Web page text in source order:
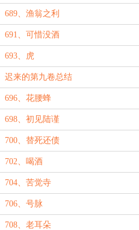
689、渔翁之利
691、可惜没酒
693、虎
迟来的第九卷总结
696、花腰蜂
698、初见陆谨
700、替死还债
702、喝酒
704、苦觉寺
706、号脉
708、老耳朵